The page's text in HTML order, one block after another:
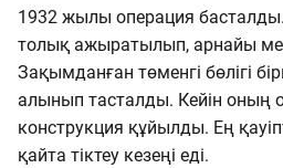
1932 жылы операция
толық ажыратылып, арнайы
Зақымданған төменгі бөлігі
алынып тасталды. Кейін оның
конструкция құйылды. Ең
қайта тіктеу кезеңі еді.